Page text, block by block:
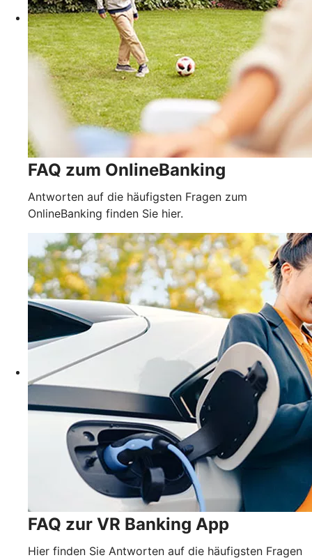
FAQ zum OnlineBanking
Antworten auf die häufigsten Fragen zum
OnlineBanking finden Sie hier.
FAQ zur VR Banking App
Hier finden Sie Antworten auf die häufigsten Fragen